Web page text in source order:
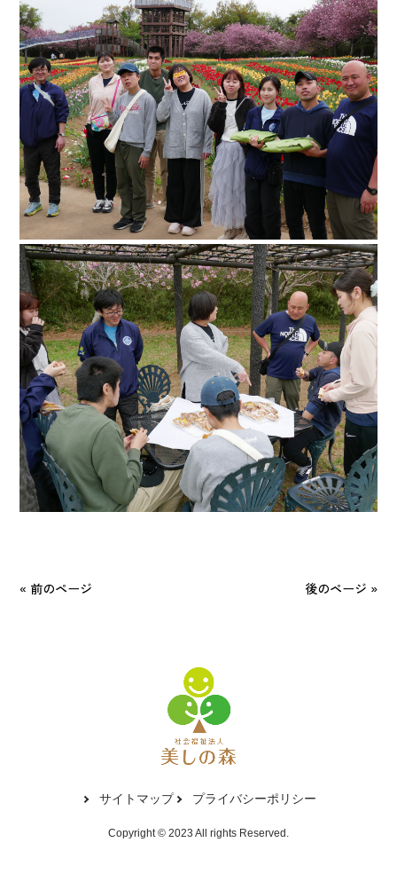
« 前のページ 後のページ »
サイトマップ プライバシーポリシー
Copyright © 2023 All rights Reserved.